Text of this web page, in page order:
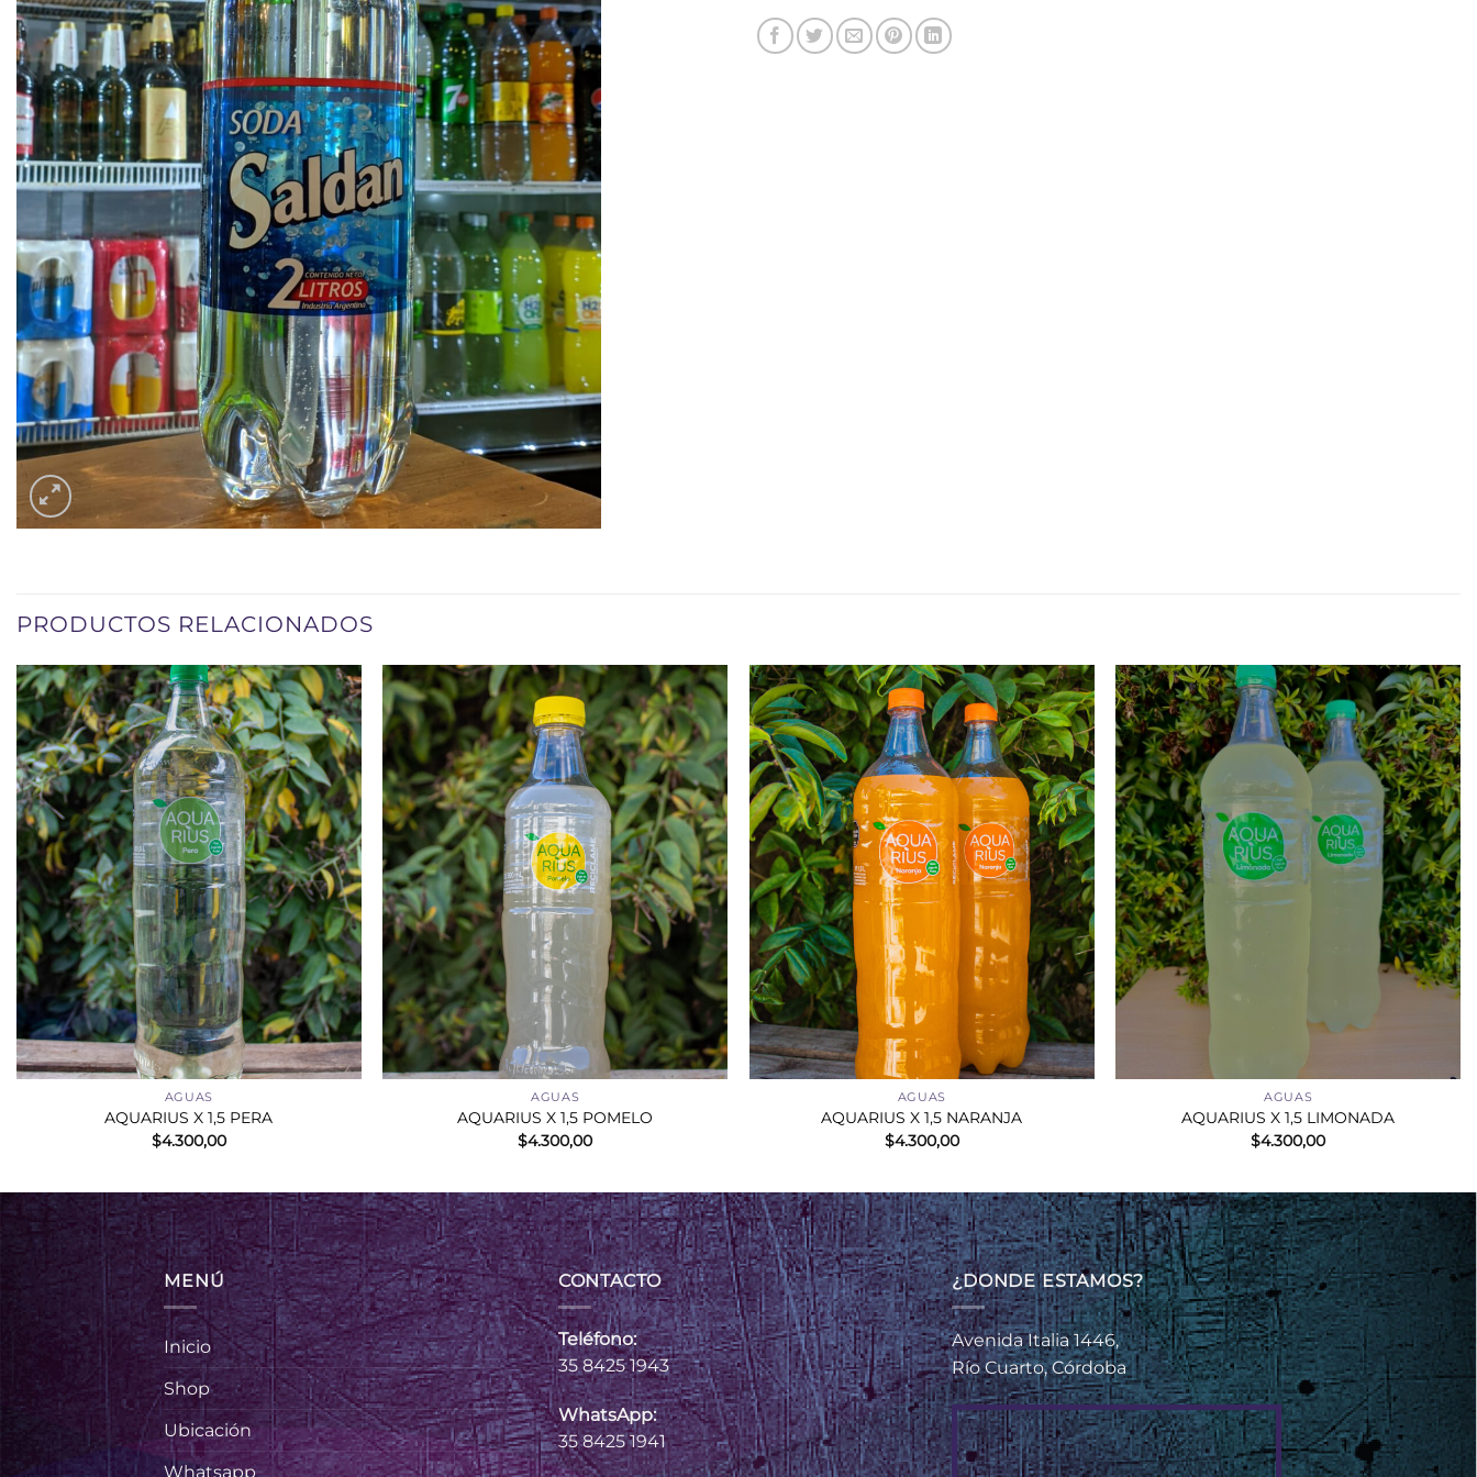
PRODUCTOS RELACIONADOS
+
AGUAS
AQUARIUS X 1,5 PERA
$4.300,00
+
AGUAS
AQUARIUS X 1,5 POMELO
$4.300,00
+
AGUAS
AQUARIUS X 1,5 NARANJA
$4.300,00
AGUAS
AQUARIUS X 1,5 LIMONADA
$4.300,00
MENÚ
Inicio
Shop
Ubicación
Whatsapp
CONTACTO
Teléfono:
35 8425 1943
WhatsApp:
35 8425 1941
¿DONDE ESTAMOS?
Avenida Italia 1446,
Río Cuarto, Córdoba